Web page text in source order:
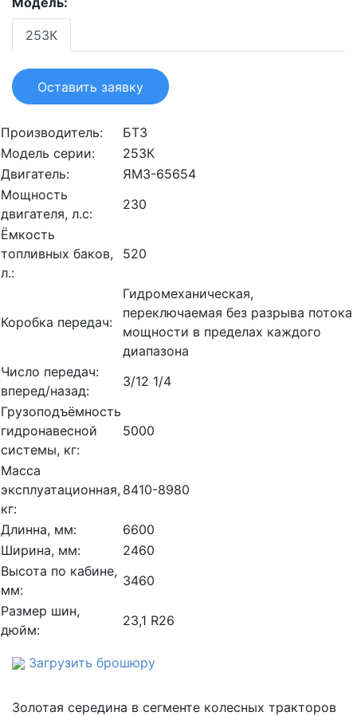
253К
Оставить заявку
Производитель:
БТЗ
Модель серии:
253К
Двигатель:
ЯМЗ-65654
Мощность
двигателя, л.с:
230
Ёмкость
топливных баков,
л.:
520
Коробка передач:
Гидромеханическая,
переключаемая без разрыва потока
мощности в пределах каждого
диапазона
Число передач:
вперед/назад:
3/12 1/4
Грузоподъёмность
гидронавесной
системы, кг:
5000
Масса
эксплуатационная,
кг:
8410-8980
Длинна, мм:
6600
Ширина, мм:
2460
Высота по кабине,
мм:
3460
Размер шин,
дюйм:
23,1 R26
Загрузить брошюру
Золотая середина в сегменте колесных тракторов